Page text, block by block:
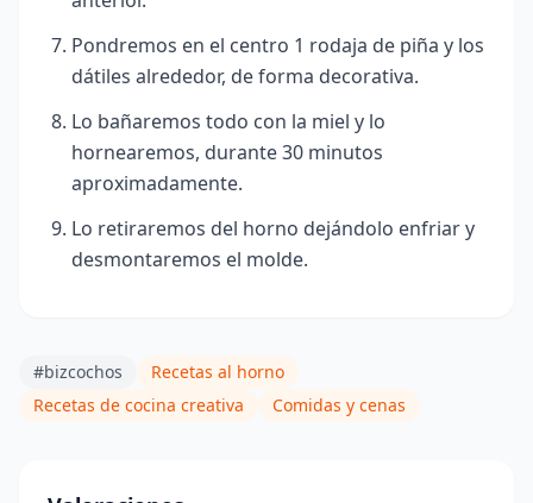
Pondremos en el centro 1 rodaja de piña y los
dátiles alrededor, de forma decorativa.
Lo bañaremos todo con la miel y lo
hornearemos, durante 30 minutos
aproximadamente.
Lo retiraremos del horno dejándolo enfriar y
desmontaremos el molde.
#bizcochos
Recetas al horno
Recetas de cocina creativa
Comidas y cenas